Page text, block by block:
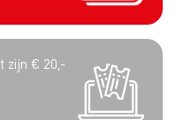
zijn € 20,-